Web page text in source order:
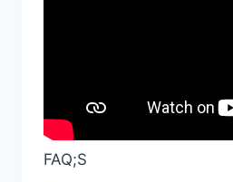
FAQ;S